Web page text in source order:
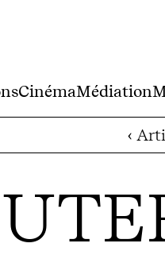
CinémaMédiation
‹